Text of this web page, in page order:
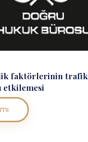
faktörlerinin trafik
etkilemesi